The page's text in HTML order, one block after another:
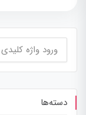
جستجو
برای:
دسته‌ها